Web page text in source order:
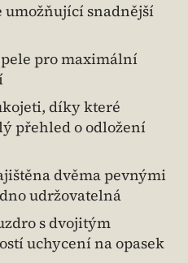
umožňující snadnější
pro maximální
díky které
přehled o odložení
dvěma pevnými
udržovatelná
s dvojitým
uchycení na opasek